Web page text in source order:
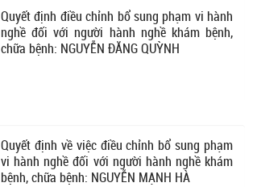
Quyết định điều chỉnh bổ sung phạm vi hành
nghề đối với người hành nghề khám bệnh,
chữa bệnh: NGUYỄN ĐĂNG QUỲNH
Quyết định về việc điều chỉnh bổ sung phạm
vi hành nghề đối với người hành nghề khám
bệnh, chữa bệnh: NGUYỄN MẠNH HÀ